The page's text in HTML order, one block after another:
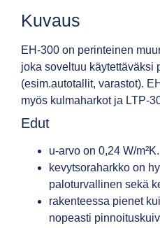
Kuvaus
EH-300 on perinteinen
joka soveltuu käytettäväksi
(esim.autotallit, varastot).
myös kulmaharkot ja LTP-
Edut
u-arvo on 0,24 W/m²K.
kevytsoraharkko on
paloturvallinen sekä
rakenteessa pienet
nopeasti